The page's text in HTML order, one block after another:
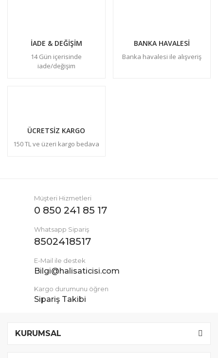
İADE & DEĞİŞİM
14 Gün içerisinde
iade/değişim
BANKA HAVALESİ
Banka havalesi ile alışveriş
ÜCRETSİZ KARGO
150 TL ve üzeri kargo bedava
Müşteri Hizmetleri
0 850 241 85 17
Whatsapp Sipariş
8502418517
E-Mail ile destek
Bilgi@halisaticisi.com
Kargo durumunu öğren
Sipariş Takibi
KURUMSAL